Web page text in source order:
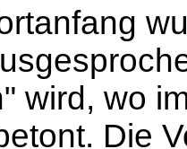
wird, wo
Die